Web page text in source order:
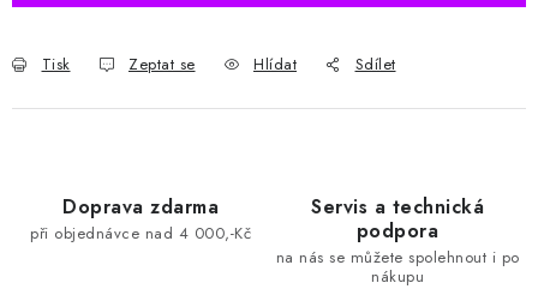
Tisk Zeptat se Hlídat Sdílet
Doprava zdarma
při objednávce nad 4 000,-Kč
Servis a technická
podpora
na nás se můžete spolehnout i po
nákupu